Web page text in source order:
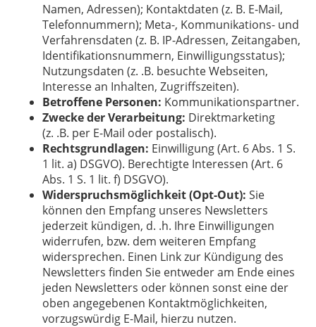
Namen, Adressen); Kontaktdaten (z. B. E-Mail,
Telefonnummern); Meta-, Kommunikations- und
Verfahrensdaten (z. B. IP-Adressen, Zeitangaben,
Identifikationsnummern, Einwilligungsstatus);
Nutzungsdaten (z. .B. besuchte Webseiten,
Interesse an Inhalten, Zugriffszeiten).
Betroffene Personen: Kommunikationspartner.
Zwecke der Verarbeitung: Direktmarketing
(z. .B. per E-Mail oder postalisch).
Rechtsgrundlagen: Einwilligung (Art. 6 Abs. 1 S.
1 lit. a) DSGVO). Berechtigte Interessen (Art. 6
Abs. 1 S. 1 lit. f) DSGVO).
Widerspruchsmöglichkeit (Opt-Out): Sie
können den Empfang unseres Newsletters
jederzeit kündigen, d. .h. Ihre Einwilligungen
widerrufen, bzw. dem weiteren Empfang
widersprechen. Einen Link zur Kündigung des
Newsletters finden Sie entweder am Ende eines
jeden Newsletters oder können sonst eine der
oben angegebenen Kontaktmöglichkeiten,
vorzugswürdig E-Mail, hierzu nutzen.